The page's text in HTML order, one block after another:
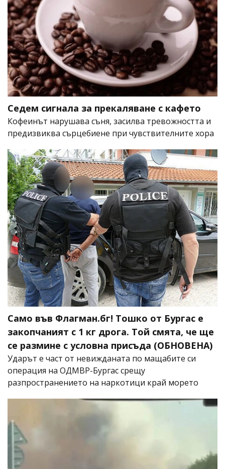
Седем сигнала за прекаляване с кафето
Кофеинът нарушава съня, засилва тревожността и
предизвиква сърцебиене при чувствителните хора
Само във Флагман.бг! Тошко от Бургас е
закопчаният с 1 кг дрога. Той смята, че ще
се размине с условна присъда (ОБНОВЕНА)
Ударът е част от невижданата по мащабите си
операция на ОДМВР-Бургас срещу
разпространението на наркотици край морето